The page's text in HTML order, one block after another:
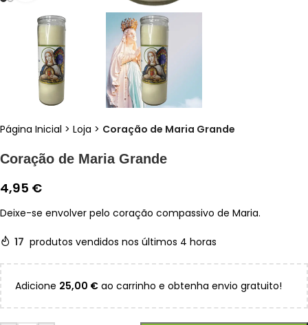
Página Inicial > Loja > Coração de Maria Grande
Coração de Maria Grande
4,95 €
Deixe-se envolver pelo coração compassivo de Maria.
17 produtos vendidos nos últimos 4 horas
Adicione 25,00 € ao carrinho e obtenha envio gratuito!